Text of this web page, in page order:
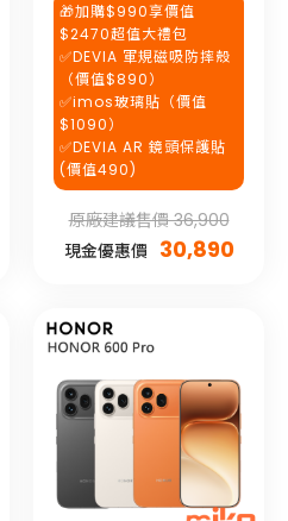
🎁加購$990享價值
$2470超值大禮包
✅DEVIA 軍規磁吸防摔殼
（價值$890）
✅imos玻璃貼（價值
$1090）
✅DEVIA AR 鏡頭保護貼
(價值490)
原廠建議售價 36,900
現金優惠價 30,890